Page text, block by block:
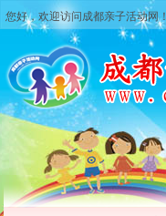
您好，欢迎访问成都亲子活动网！